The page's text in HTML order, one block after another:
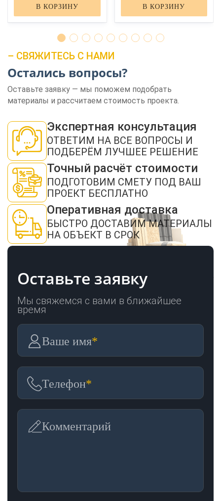
В КОРЗИНУ В КОРЗИНУ
– СВЯЖИТЕСЬ С НАМИ
Остались вопросы?
Оставьте заявку — мы поможем подобрать
материалы и рассчитаем стоимость проекта.
Экспертная консультация
ОТВЕТИМ НА ВСЕ ВОПРОСЫ И
ПОДБЕРЁМ ЛУЧШЕЕ РЕШЕНИЕ
Точный расчёт стоимости
ПОДГОТОВИМ СМЕТУ ПОД ВАШ
ПРОЕКТ БЕСПЛАТНО
Оперативная доставка
БЫСТРО ДОСТАВИМ МАТЕРИАЛЫ
НА ОБЪЕКТ В СРОК
Оставьте заявку
Мы свяжемся с вами в ближайшее
время
Ваше имя*
Телефон*
Комментарий
ЗАКАЗАТЬ ЗВОНОК
Нажимая кнопку "Отправить", я даю своё согласие на обработку моих
персональных данных в соответствии с ФЗ от 27.07.2006 № 152-ФЗ "О
персональных данных", на условиях и для целей, определенных вполитикой
конфиденциальности